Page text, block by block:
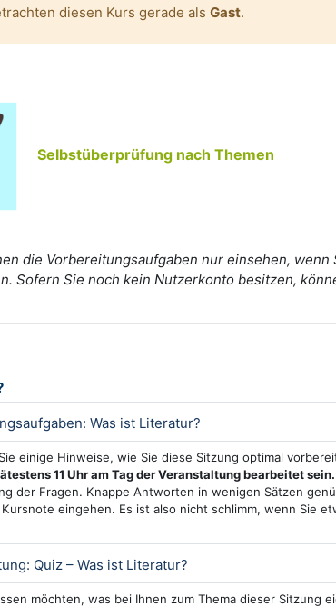
diesen Kurs gerade als Gast.
Selbstüberprüfung nach Themen
die Vorbereitungsaufgaben nur einsehen,
Sofern Sie noch kein Nutzerkonto besitzen,
Was ist Literatur?
einige Hinweise, wie Sie diese Sitzung optimal
11 Uhr am Tag der Veranstaltung bearbeitet sein.
der Fragen. Knappe Antworten in wenigen Sätzen
eingehen. Es ist also nicht schlimm, wenn Sie
Quiz – Was ist Literatur?
möchten, was bei Ihnen zum Thema dieser Sitzung